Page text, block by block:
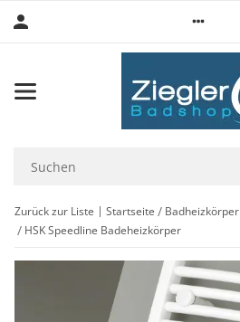
Zurück zur Liste Startseite
Badheizkörper
HSK Speedline Badeheizkörper